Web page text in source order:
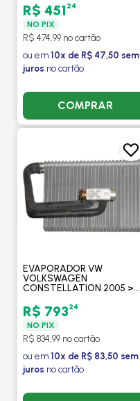
PROCOOLER
R$ 451 24
NO PIX
R$ 474,99 no cartão
ou em 10x de R$ 47,50 sem
juros no cartão
COMPRAR
EVAPORADOR VW
VOLKSWAGEN
CONSTELLATION 2005 >
VALEO
R$ 79324
NO PIX
R$ 834,99 no cartão
ou em 10x de R$ 83,50 sem
juros no cartão